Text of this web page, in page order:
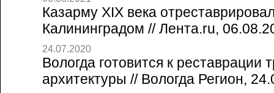
Казарму XIX века
Калининградом // Лента.ru,
24.07.2020
Вологда готовится к реставрации
архитектуры // Вологда Регион,